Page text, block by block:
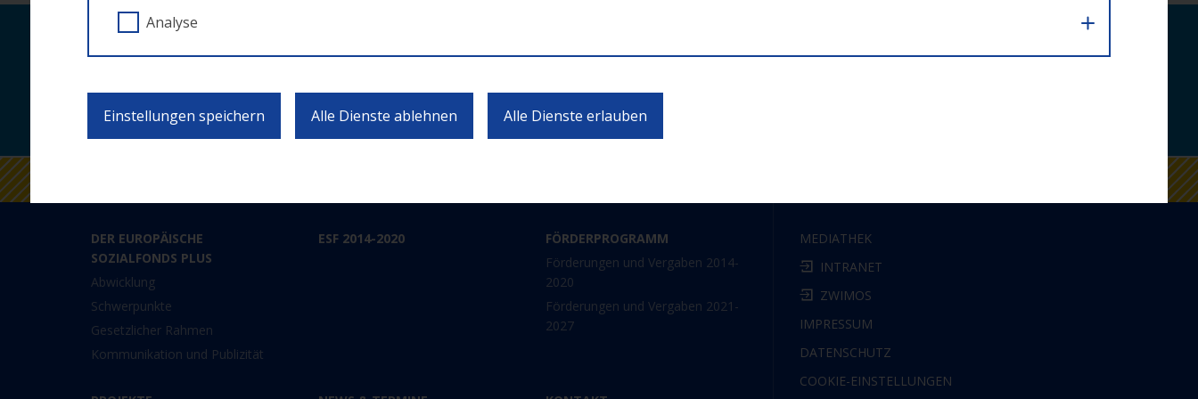
JETZT ABONNIEREN
DER EUROPÄISCHE
SOZIALFONDS PLUS
Abwicklung
Schwerpunkte
Gesetzlicher Rahmen
Kommunikation und Publizität
ESF 2014-2020
FÖRDERPROGRAMM
Förderungen und Vergaben 2014-
2020
Förderungen und Vergaben 2021-
2027
MEDIATHEK
INTRANET
ZWIMOS
IMPRESSUM
DATENSCHUTZ
COOKIE-EINSTELLUNGEN
Analyse
Einstellungen speichern Alle Dienste ablehnen Alle Dienste erlauben